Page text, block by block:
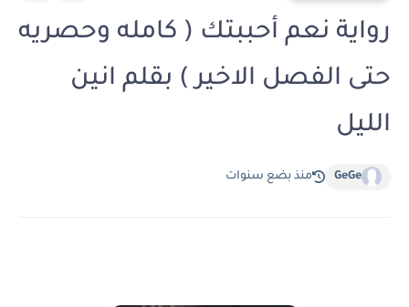
رواية نعم أحببتك ( كامله وحصريه
حتى الفصل الاخير ) بقلم انين
الليل
GeGe منذ بضع سنوات